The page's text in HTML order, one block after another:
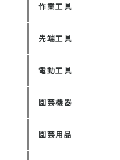
作業工具
先端工具
電動工具
園芸機器
園芸用品